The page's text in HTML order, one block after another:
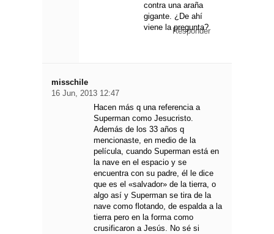
contra una araña
gigante. ¿De ahí
viene la pregunta?
Responder
misschile
16 Jun, 2013 12:47
Hacen más q una referencia a
Superman como Jesucristo.
Además de los 33 años q
mencionaste, en medio de la
película, cuando Superman está en
la nave en el espacio y se
encuentra con su padre, él le dice
que es el «salvador» de la tierra, o
algo así y Superman se tira de la
nave como flotando, de espalda a la
tierra pero en la forma como
crusificaron a Jesús. No sé si